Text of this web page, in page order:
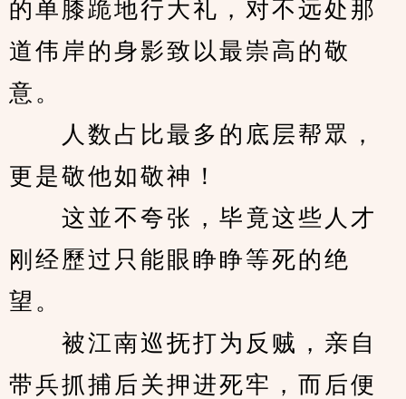
的单膝跪地行大礼，对不远处那
道伟岸的身影致以最崇高的敬
意。
人数占比最多的底层帮眾，
更是敬他如敬神！
这並不夸张，毕竟这些人才
刚经歷过只能眼睁睁等死的绝
望。
被江南巡抚打为反贼，亲自
带兵抓捕后关押进死牢，而后便